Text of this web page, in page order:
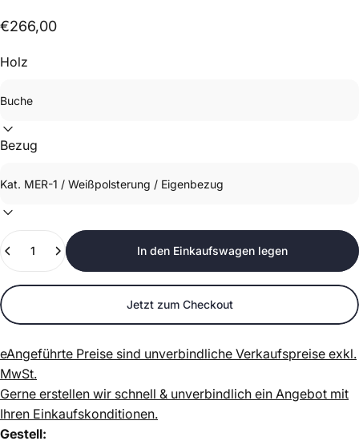
€266,00
Holz
Bezug
In den Einkaufswagen legen
Jetzt zum Checkout
eAngeführte Preise sind unverbindliche Verkaufspreise exkl.
MwSt.
Gerne erstellen wir schnell & unverbindlich ein Angebot mit
Ihren Einkaufskonditionen.
Gestell: